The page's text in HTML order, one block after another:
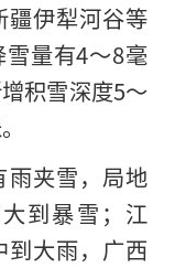
疆伊犁河谷等
量有4～8毫
积雪深度5～
雨夹雪，局地
到暴雪；江
大雨，广西